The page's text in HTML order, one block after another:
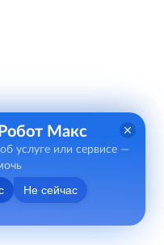
Макс
услуге или сервисе —
Не сейчас